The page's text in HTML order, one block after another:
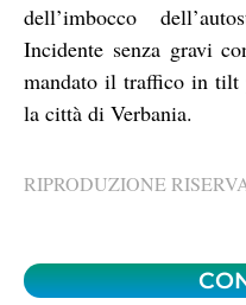
dell’imbocco
Incidente senza gravi
mandato il traffico in tilt
la città di Verbania.
RIPRODUZIONE